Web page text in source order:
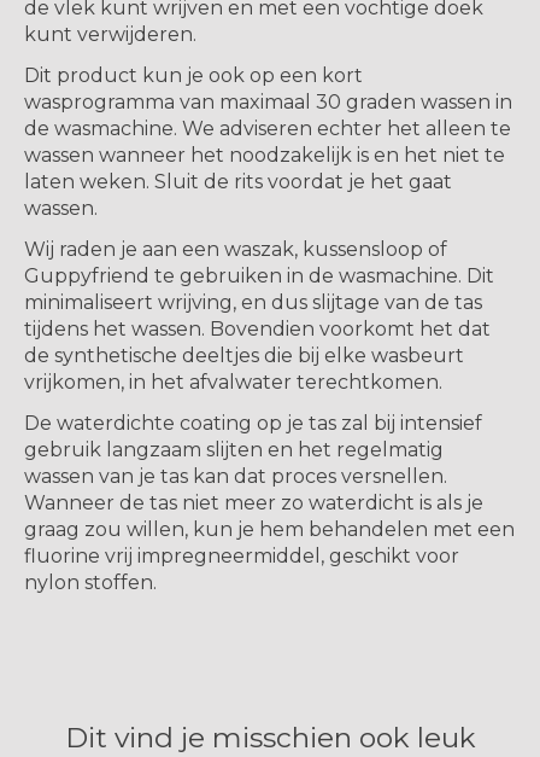
de vlek kunt wrijven en met een vochtige doek
kunt verwijderen.
Dit product kun je ook op een kort
wasprogramma van maximaal 30 graden wassen in
de wasmachine. We adviseren echter het alleen te
wassen wanneer het noodzakelijk is en het niet te
laten weken. Sluit de rits voordat je het gaat
wassen.
Wij raden je aan een waszak, kussensloop of
Guppyfriend te gebruiken in de wasmachine. Dit
minimaliseert wrijving, en dus slijtage van de tas
tijdens het wassen. Bovendien voorkomt het dat
de synthetische deeltjes die bij elke wasbeurt
vrijkomen, in het afvalwater terechtkomen.
De waterdichte coating op je tas zal bij intensief
gebruik langzaam slijten en het regelmatig
wassen van je tas kan dat proces versnellen.
Wanneer de tas niet meer zo waterdicht is als je
graag zou willen, kun je hem behandelen met een
fluorine vrij impregneermiddel, geschikt voor
nylon stoffen.
Dit vind je misschien ook leuk